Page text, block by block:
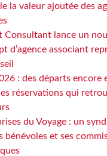
la valeur ajoutée des
Consultant lance un
d’agence associant
: des départs encore
réservations qui
du Voyage : un
bénévoles et ses